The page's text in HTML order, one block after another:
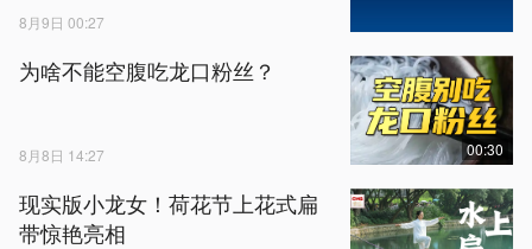
8月9日 00:27
为啥不能空腹吃龙口粉丝？
8月8日 14:27 00:30
现实版小龙女！荷花节上花式扁
带惊艳亮相